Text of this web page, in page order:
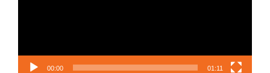
00:00 01:11